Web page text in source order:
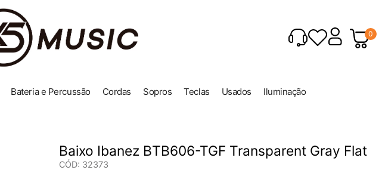
0
Bateria e Percussão Cordas Sopros Teclas Usados Iluminação
Baixo Ibanez BTB606-TGF Transparent Gray Flat
CÓD: 32373